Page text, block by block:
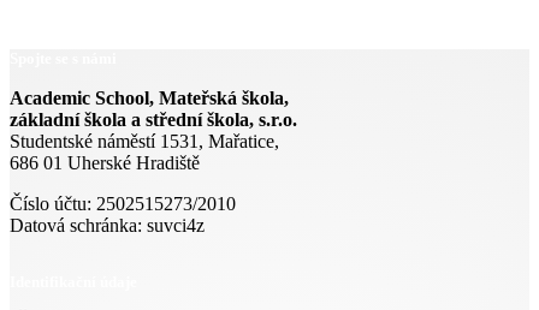
Academic School, Mateřská škola,
základní škola a střední škola, s.r.o.
Studentské náměstí 1531, Mařatice,
686 01 Uherské Hradiště
Číslo účtu: 2502515273/2010
Datová schránka: suvci4z